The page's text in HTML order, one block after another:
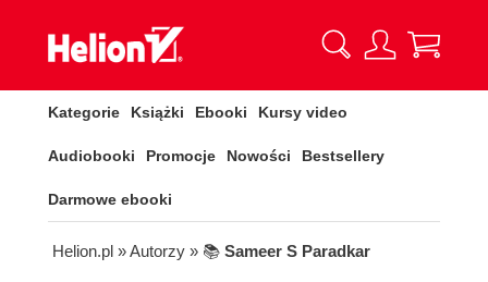
Kategorie Książki Ebooki Kursy video
Audiobooki Promocje Nowości Bestsellery
Darmowe ebooki
Helion.pl » Autorzy » 📚 Sameer S Paradkar